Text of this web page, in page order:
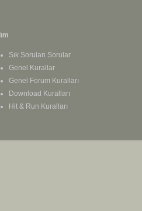
Sık Sorulan Sorular
Genel Kurallar
Genel Forum Kuralları
Download Kuralları
Hit & Run Kuralları